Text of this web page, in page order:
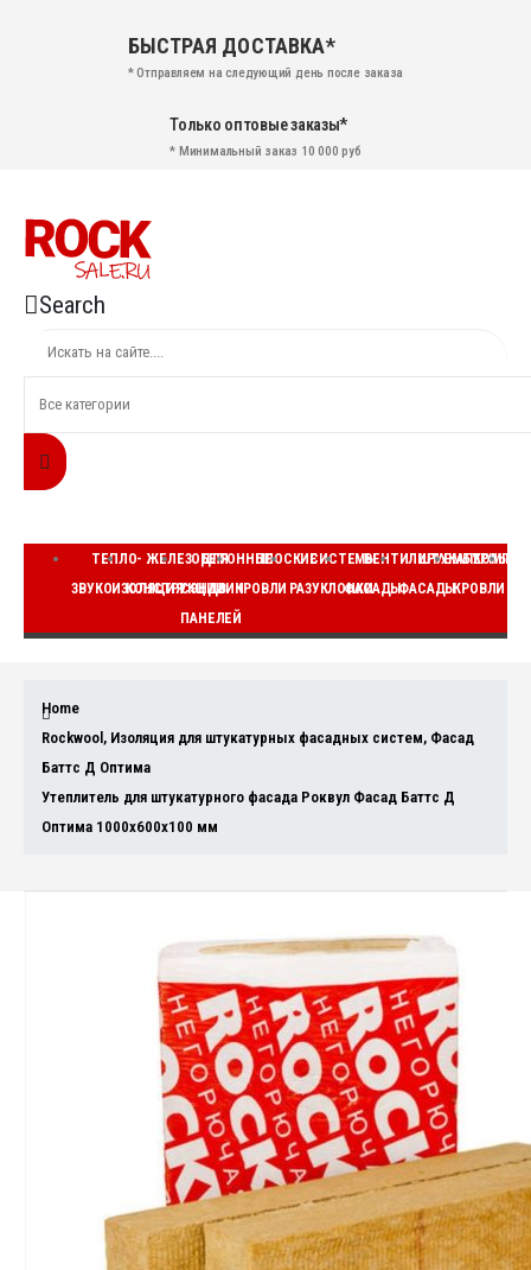
БЫСТРАЯ ДОСТАВКА*
* Отправляем на следующий день после заказа
Только оптовые заказы*
* Минимальный заказ 10 000 руб
Search
ТЕПЛО-
ЗВУКОИЗОЛЯЦИЯ
ЖЕЛЕЗОБЕТОННЫЕ
КОНСТРУКЦИИ
ДЛЯ
СЭНДВИЧ
ПАНЕЛЕЙ
ПЛОСКИЕ
КРОВЛИ
СИСТЕМЫ
РАЗУКЛОНКИ
ВЕНТИЛИРУЕМЫЕ
ФАСАДЫ
ШТУКАТУРНЫЕ
ФАСАДЫКРОВЛИ
Home
Rockwool , Изоляция для штукатурных фасадных систем, Фасад
Баттс Д Оптима
Утеплитель для штукатурного фасада Роквул Фасад Баттс Д
Оптима 1000x600x100 мм